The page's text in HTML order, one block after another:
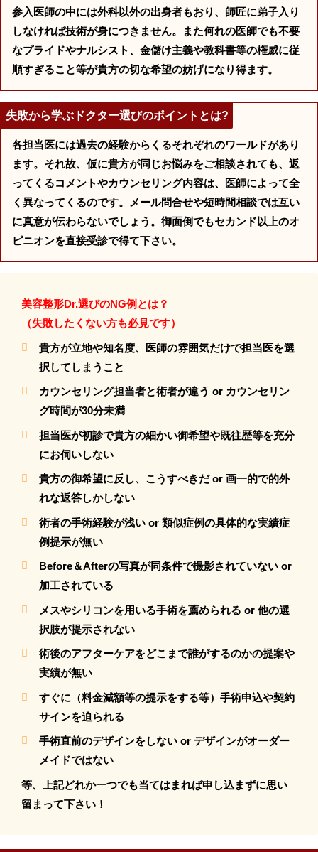
参入医師の中には外科以外の出身者もおり、師匠に弟子入り
しなければ技術が身につきません。また何れの医師でも不要
なプライドやナルシスト、金儲け主義や教科書等の権威に従
順すぎること等が貴方の切な希望の妨げになり得ます。
失敗から学ぶドクター選びのポイントとは?
各担当医には過去の経験からくるそれぞれのワールドがあり
ます。それ故、仮に貴方が同じお悩みをご相談されても、返
ってくるコメントやカウンセリング内容は、医師によって全
く異なってくるのです。メール問合せや短時間相談では互い
に真意が伝わらないでしょう。御面倒でもセカンド以上のオ
ピニオンを直接受診で得て下さい。
美容整形Dr.選びのNG例とは？
（失敗したくない方も必見です）
貴方が立地や知名度、医師の雰囲気だけで担当医を選
択してしまうこと
カウンセリング担当者と術者が違う or カウンセリン
グ時間が30分未満
担当医が初診で貴方の細かい御希望や既往歴等を充分
にお伺いしない
貴方の御希望に反し、こうすべきだ or 画一的で的外
れな返答しかしない
術者の手術経験が浅い or 類似症例の具体的な実績症
例提示が無い
Before＆Afterの写真が同条件で撮影されていない or
加工されている
メスやシリコンを用いる手術を薦められる or 他の選
択肢が提示されない
術後のアフターケアをどこまで誰がするのかの提案や
実績が無い
すぐに（料金減額等の提示をする等）手術申込や契約
サインを迫られる
手術直前のデザインをしない or デザインがオーダー
メイドではない
等、上記どれか一つでも当てはまれば申し込まずに思い
留まって下さい！